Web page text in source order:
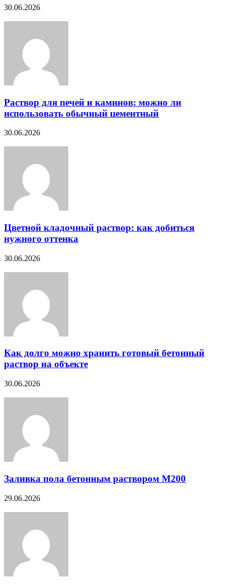
30.06.2026
Раствор для печей и каминов: можно ли
использовать обычный цементный
30.06.2026
Цветной кладочный раствор: как добиться
нужного оттенка
30.06.2026
Как долго можно хранить готовый бетонный
раствор на объекте
30.06.2026
Заливка пола бетонным раствором М200
29.06.2026